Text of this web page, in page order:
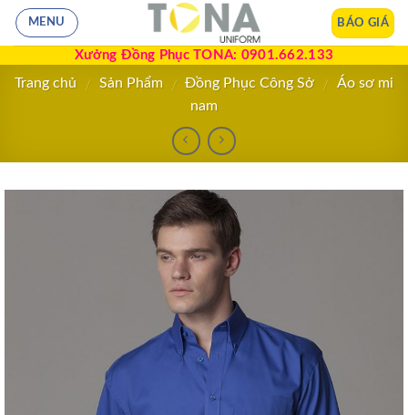
MENU BÁO GIÁ
Xưởng Đồng Phục TONA: 0901.662.133
Trang chủ / Sản Phẩm / Đồng Phục Công Sở /
Áo sơ mi
nam